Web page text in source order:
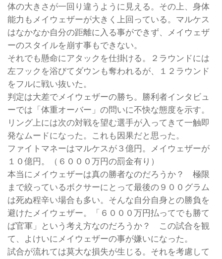
体の大きさが一回り違うように見える。その上、身体
能力もメイウェザーが大きく上回っている。マルケス
はなかなか自分の距離に入る事ができず、メイウェザ
ーのスタイルを崩す事もできない。
それでも懸命にアタックを仕掛ける。２ラウンドには
左フックを浴びてダウンも奪われるが、１２ラウンド
をフルに戦い抜いた。
判定は大差でメイウェザーの勝ち。勝利者インタビュ
ーでは「体重オーバー」の問いに不快な態度を示す。
リング上には次の対戦を望む選手が入ってきて一触即
発なムードになった。これも因果だと思った。
ファイトマネーはマルケスが３億円。メイウェザーが
１０億円。（６０００万円の罰金有り）
本当にメイウェザーは真の勝者なのだろうか？ 極限
まで絞っているボクサーにとって最後の９００グラム
は死ぬ程辛い場合も多い。そんな自分自身との勝負を
避けたメイウェザー。「６０００万円払ってでも勝て
ば官軍」という考え方なのだろうか？ この試合を観
て、よけいにメイウェザーの事が嫌いになった。
試合が流れては莫大な損失が生じる。それを考慮して